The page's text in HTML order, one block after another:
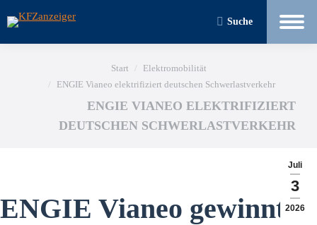
Suche
Sie befinden sich hier:Start
Elektromobilität
ENGIE Vianeo elektrifiziert deutschen Schwerlastverkehr
ENGIE VIANEO ELEKTRIFIZIERT
DEUTSCHEN SCHWERLASTVERKEHR
Juli
3
2026
ENGIE Vianeo gewinnt